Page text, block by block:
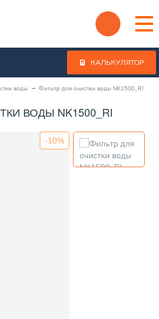
КАЛЬКУЛЯТОР
воды Фильтр для очистки воды NK1500_RI
ВОДЫ NK1500_RI
-10%